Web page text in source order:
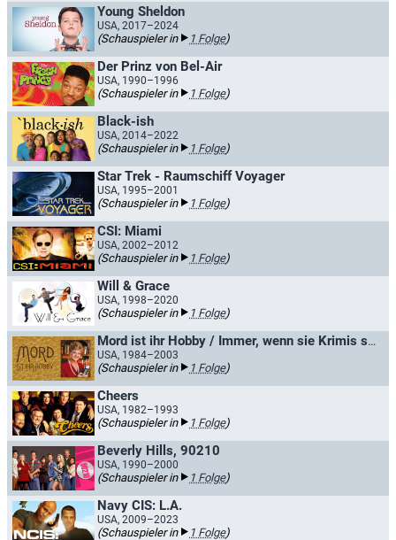
Young Sheldon
USA, 2017–2024
(Schauspieler in 1 Folge)
Der Prinz von Bel-Air
USA, 1990–1996
(Schauspieler in 1 Folge)
Black-ish
USA, 2014–2022
(Schauspieler in 1 Folge)
Star Trek - Raumschiff Voyager
USA, 1995–2001
(Schauspieler in 1 Folge)
CSI: Miami
USA, 2002–2012
(Schauspieler in 1 Folge)
Will & Grace
USA, 1998–2020
(Schauspieler in 1 Folge)
Mord ist ihr Hobby / Immer, wenn sie Krimis schrieb
USA, 1984–2003
(Schauspieler in 1 Folge)
Cheers
USA, 1982–1993
(Schauspieler in 1 Folge)
Beverly Hills, 90210
USA, 1990–2000
(Schauspieler in 1 Folge)
Navy CIS: L.A.
USA, 2009–2023
(Schauspieler in 1 Folge)